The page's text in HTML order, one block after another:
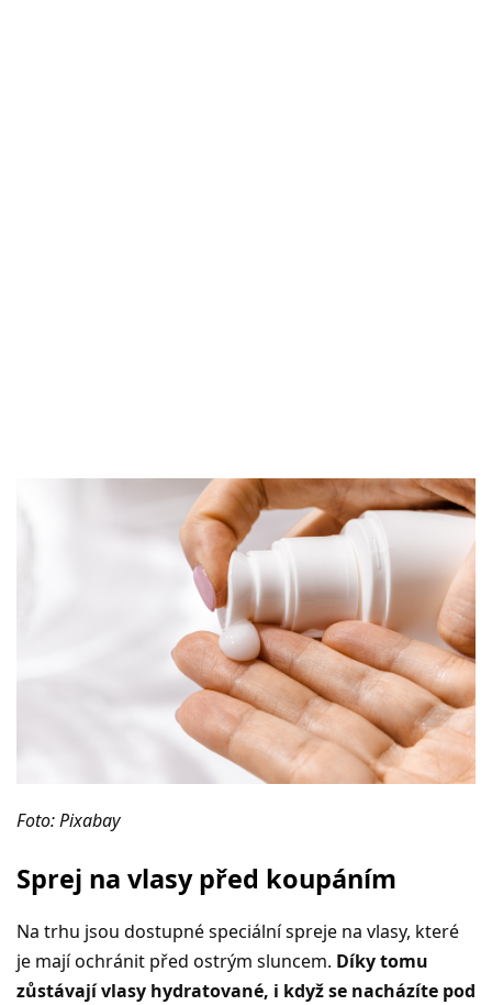
Foto: Pixabay
Sprej na vlasy před koupáním
Na trhu jsou dostupné speciální spreje na vlasy, které
je mají ochránit před ostrým sluncem. Díky tomu
zůstávají vlasy hydratované, i když se nacházíte pod